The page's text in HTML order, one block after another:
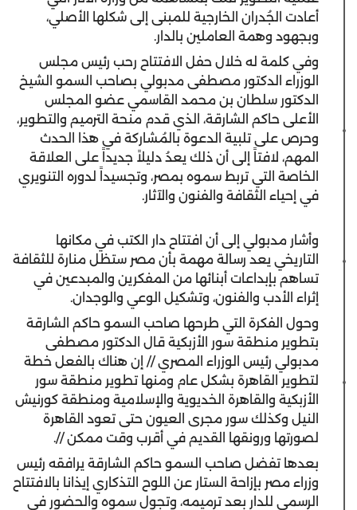
أعادت الجُدران الخارجية للمبنى إلى شكلها الأصلي،
وبجهود وهمة العاملين بالدار.
وفي كلمة له خلال حفل الافتتاح رحب رئيس مجلس
الوزراء الدكتور مصطفى مدبولي بصاحب السمو الشيخ
الدكتور سلطان بن محمد القاسمي عضو المجلس
الأعلى حاكم الشارقة، الذي قدم منحة الترميم والتطوير،
وحرص على تلبية الدعوة بالمُشاركة في هذا الحدث
المهم، لافتاً إلى أن ذلك يعدُ دليلاً جديداً على العلاقة
الخاصة التي تربط سموه بمصر، وتجسيداً لدوره التنويري
في إحياء الثقافة والفنون والآثار.
وأشار مدبولي إلى أن افتتاح دار الكتب في مكانها
التاريخي يعد رسالة مهمة بأن مصر ستظل منارة للثقافة
تساهم بإبداعات أبنائها من المفكرين والمبدعين في
إثراء الأدب والفنون، وتشكيل الوعي والوجدان.
وحول الفكرة التي طرحها صاحب السمو حاكم الشارقة
بتطوير منطقة سور الأزبكية قال الدكتور مصطفى
مدبولي رئيس الوزراء المصري // إن هناك بالفعل خطة
لتطوير القاهرة بشكل عام ومنها تطوير منطقة سور
الأزبكية والقاهرة الخديوية والإسلامية ومنطقة كورنيش
النيل وكذلك سور مجرى العيون حتى تعود القاهرة
لصورتها ورونقها القديم في أقرب وقت ممكن //.
بعدها تفضل صاحب السمو حاكم الشارقة يرافقه رئيس
وزراء مصر بإزاحة الستار عن اللوح التذكاري إيذانا بالافتتاح
الرسمي للدار بعد ترميمه، وتجول سموه والحضور في